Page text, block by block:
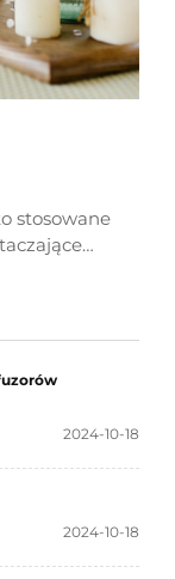
stosowane
itp.
olei
2024-10-18
2024-10-18